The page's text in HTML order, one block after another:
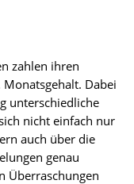
zahlen ihren
Dabei
unterschiedliche
nicht einfach nur
auch über die
genau
Überraschungen